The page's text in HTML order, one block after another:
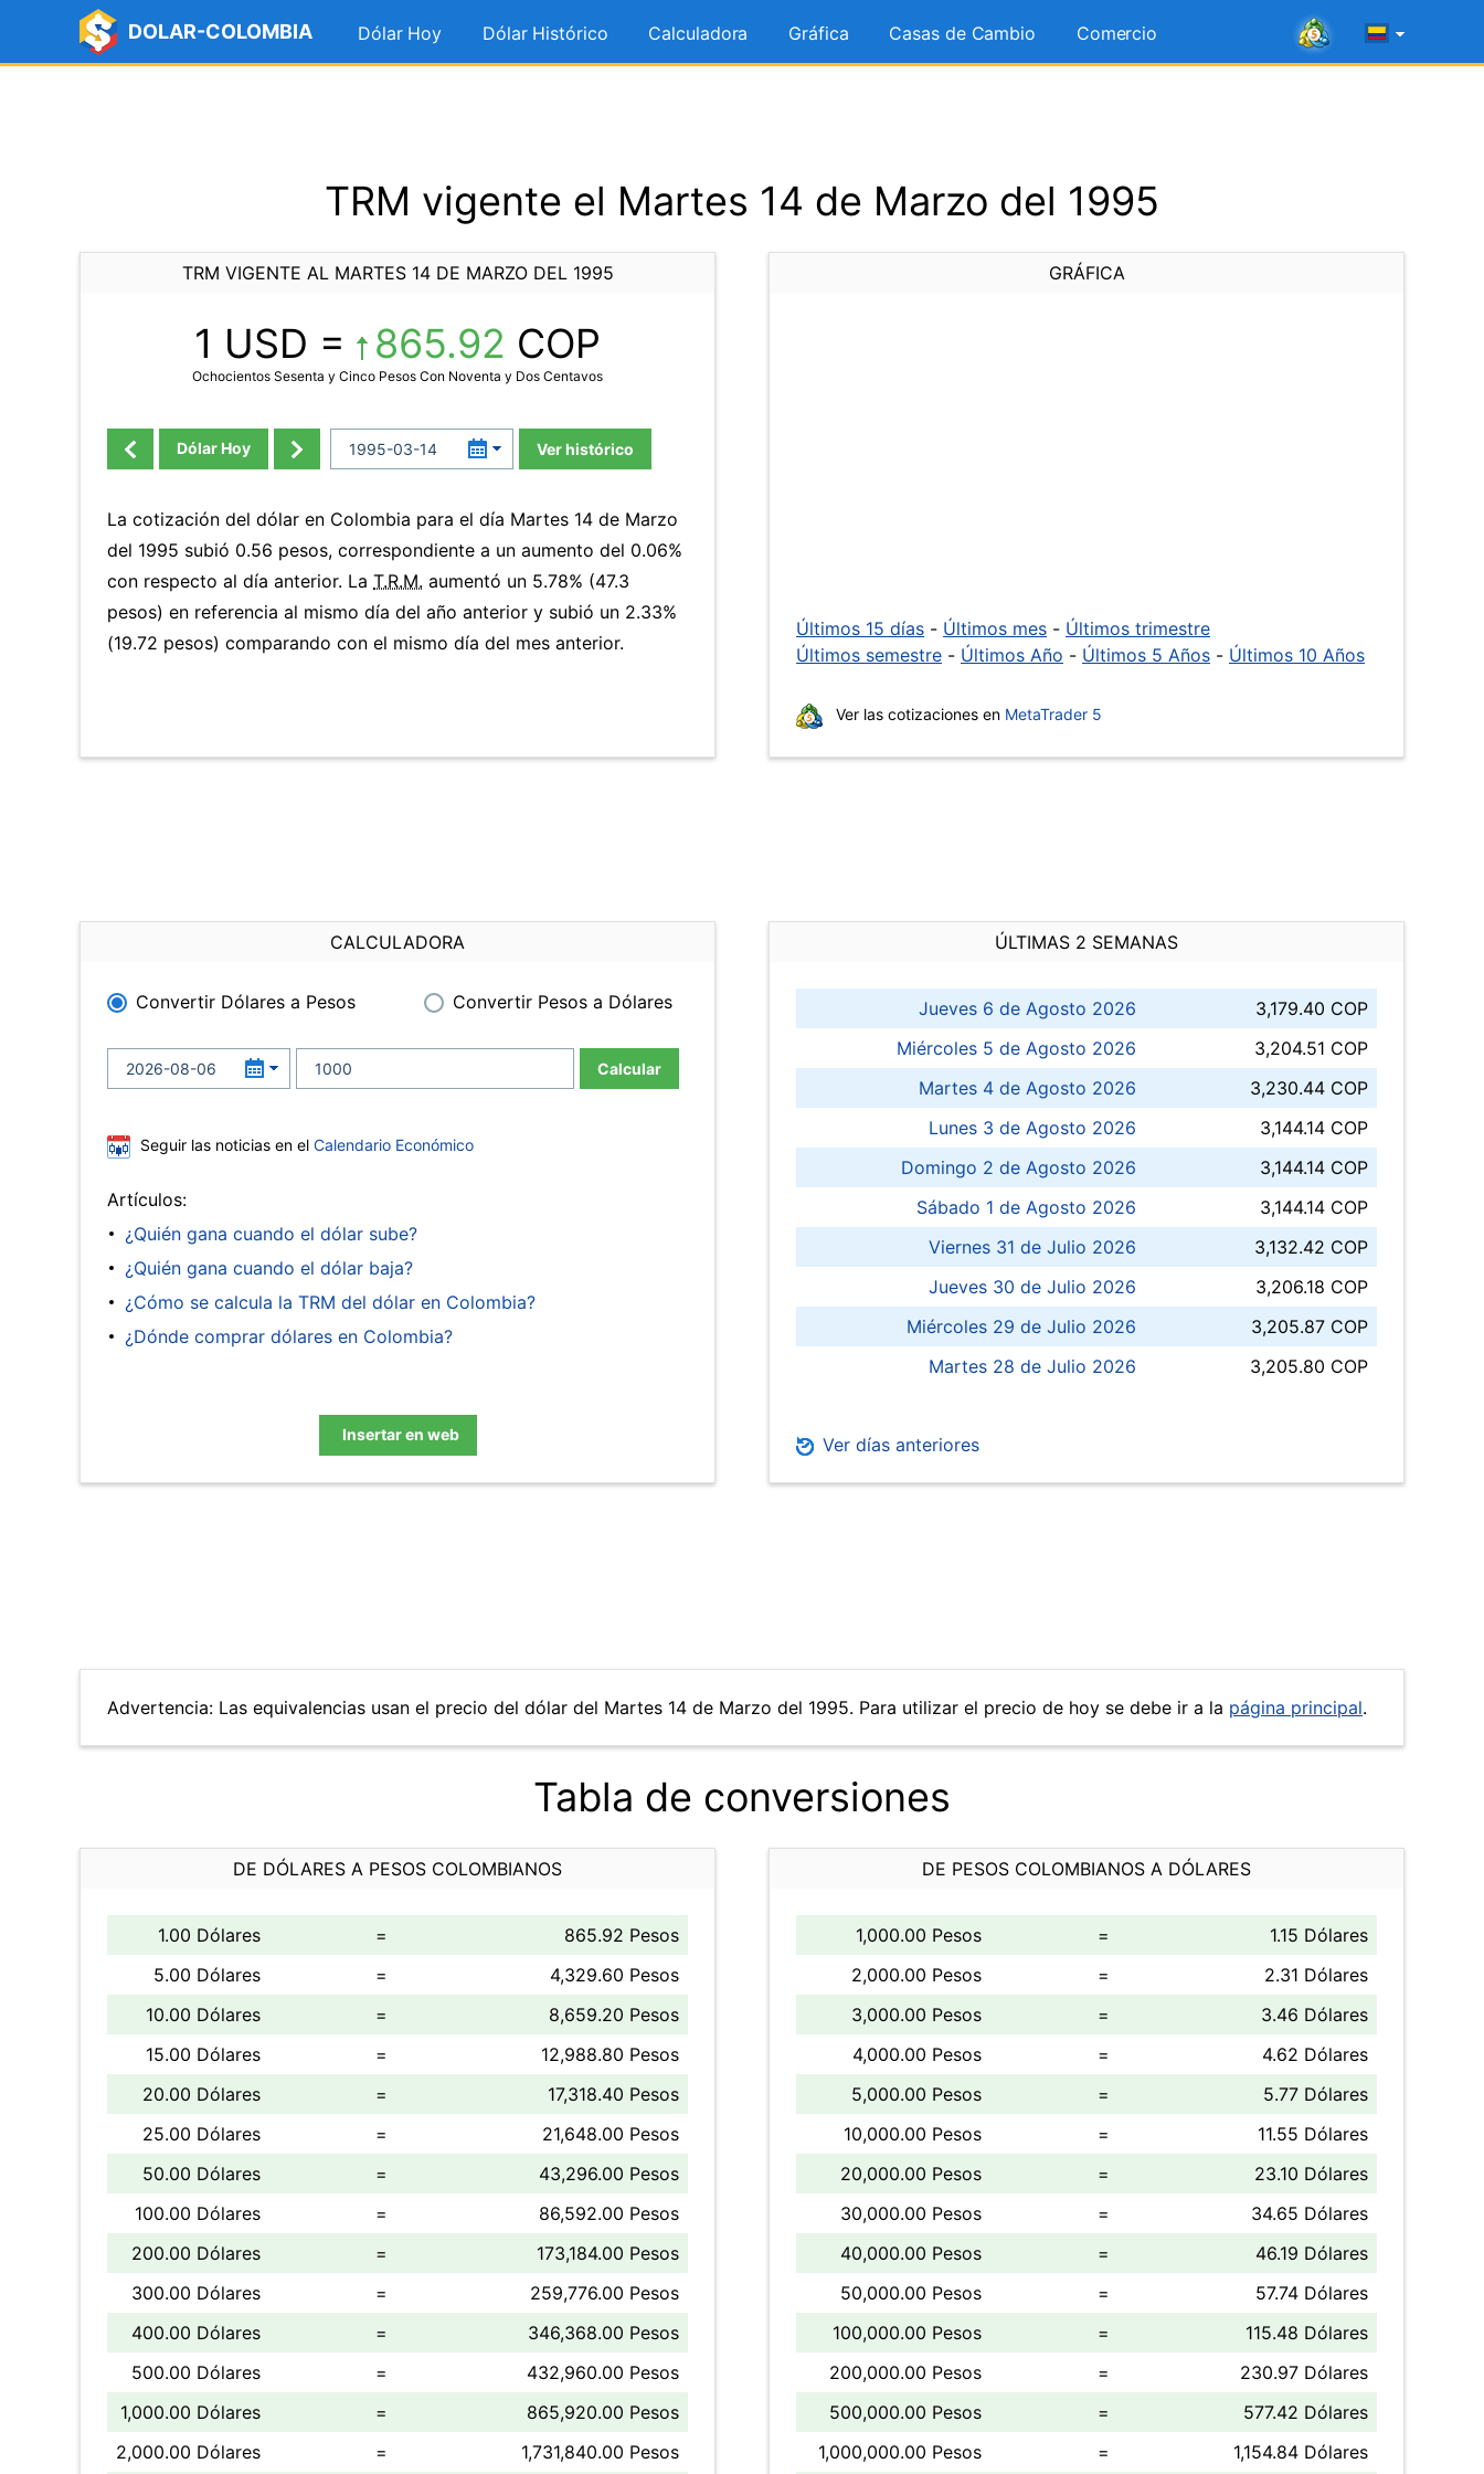
DOLAR-COLOMBIA Dólar Hoy Dólar Histórico Calculadora Gráfica Casas de Cambio Comercio
TRM vigente el Martes 14 de Marzo del 1995
TRM VIGENTE AL MARTES 14 DE MARZO DEL 1995
1 USD = 865.92 COP
Ochocientos Sesenta y Cinco Pesos Con Noventa y Dos Centavos
Dólar Hoy Ver histórico
La cotización del dólar en Colombia para el día Martes 14 de Marzo
del 1995 subió 0.56 pesos, correspondiente a un aumento del 0.06%
con respecto al día anterior. La T.R.M. aumentó un 5.78% (47.3
pesos) en referencia al mismo día del año anterior y subió un 2.33%
(19.72 pesos) comparando con el mismo día del mes anterior.
GRÁFICA
Últimos 15 días - Últimos mes - Últimos trimestre
Últimos semestre - Últimos Año - Últimos 5 Años - Últimos 10 Años
Ver las cotizaciones en MetaTrader 5
CALCULADORA
Convertir Dólares a Pesos Convertir Pesos a Dólares
Calcular
Seguir las noticias en el Calendario Económico
Artículos:
¿Quién gana cuando el dólar sube?
¿Quién gana cuando el dólar baja?
¿Cómo se calcula la TRM del dólar en Colombia?
¿Dónde comprar dólares en Colombia?
Insertar en web
ÚLTIMAS 2 SEMANAS
Jueves 6 de Agosto 2026
3,179.40 COP
Miércoles 5 de Agosto 2026
3,204.51 COP
Martes 4 de Agosto 2026
3,230.44 COP
Lunes 3 de Agosto 2026
3,144.14 COP
Domingo 2 de Agosto 2026
3,144.14 COP
Sábado 1 de Agosto 2026
3,144.14 COP
Viernes 31 de Julio 2026
3,132.42 COP
Jueves 30 de Julio 2026
3,206.18 COP
Miércoles 29 de Julio 2026
3,205.87 COP
Martes 28 de Julio 2026
3,205.80 COP
Ver días anteriores
Advertencia: Las equivalencias usan el precio del dólar del Martes 14 de Marzo del 1995. Para utilizar el precio de hoy se debe ir a la página principal.
Tabla de conversiones
DE DÓLARES A PESOS COLOMBIANOS
1.00 Dólares =
865.92 Pesos
5.00 Dólares
=
4,329.60 Pesos
10.00 Dólares
=
8,659.20 Pesos
15.00 Dólares
=
12,988.80 Pesos
20.00 Dólares
=
17,318.40 Pesos
25.00 Dólares
=
21,648.00 Pesos
50.00 Dólares
=
43,296.00 Pesos
100.00 Dólares
=
86,592.00 Pesos
200.00 Dólares
=
173,184.00 Pesos
300.00 Dólares
=
259,776.00 Pesos
400.00 Dólares
=
346,368.00 Pesos
500.00 Dólares
=
432,960.00 Pesos
1,000.00 Dólares
=
865,920.00 Pesos
2,000.00 Dólares
= 1,731,840.00 Pesos
DE PESOS COLOMBIANOS A DÓLARES
1,000.00 Pesos =
1.15 Dólares
2,000.00 Pesos
=
2.31 Dólares
3,000.00 Pesos
=
3.46 Dólares
4,000.00 Pesos
=
4.62 Dólares
5,000.00 Pesos
=
5.77 Dólares
10,000.00 Pesos
=
11.55 Dólares
20,000.00 Pesos
=
23.10 Dólares
30,000.00 Pesos
=
34.65 Dólares
40,000.00 Pesos
=
46.19 Dólares
50,000.00 Pesos
=
57.74 Dólares
100,000.00 Pesos
=
115.48 Dólares
200,000.00 Pesos
=
230.97 Dólares
500,000.00 Pesos
=
577.42 Dólares
1,000,000.00 Pesos
= 1,154.84 Dólares